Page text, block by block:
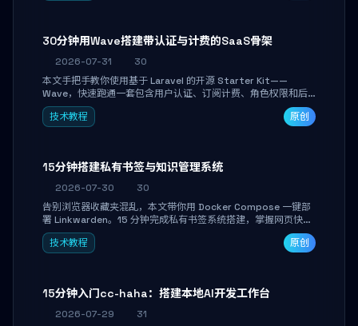
30分钟用Wave搭建带认证与计费的SaaS骨架
2026-07-31
30
本文手把手教你使用基于 Laravel 的开源 Starter Kit——
Wave，快速跑通一套包含用户认证、订阅计费、角色权限和后
台管理的完整 SaaS 骨架。附带 Stripe 测试支付对接与自定义
业务页面开发实战，助你省去重复基建时间，将精力聚焦于核心
技术教程 原创
15分钟搭建私有书签与知识管理系统
2026-07-30
30
告别浏览器收藏夹混乱，本文带你用 Docker Compose 一键部
署 Linkwarden。15 分钟完成私有书签系统搭建，掌握网页快照
归档、高亮批注、分类管理与全文搜索。适合开发者与知识工作
者打造个人知识库，资料统一归档，随时检索。
技术教程 原创
15分钟入门cc-haha：搭建本地AI开发工作台
2026-07-29
31